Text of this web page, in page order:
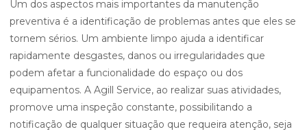
Um dos aspectos mais importantes da manutenção
preventiva é a identificação de problemas antes que eles se
tornem sérios. Um ambiente limpo ajuda a identificar
rapidamente desgastes, danos ou irregularidades que
podem afetar a funcionalidade do espaço ou dos
equipamentos. A Agill Service, ao realizar suas atividades,
promove uma inspeção constante, possibilitando a
notificação de qualquer situação que requeira atenção, seja